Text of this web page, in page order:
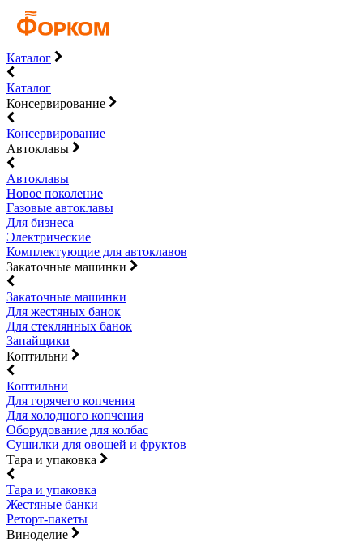
Каталог
Каталог
Консервирование
Консервирование
Автоклавы
Автоклавы
Новое поколение
Газовые автоклавы
Для бизнеса
Электрические
Комплектующие для автоклавов
Закаточные машинки
Закаточные машинки
Для жестяных банок
Для стеклянных банок
Запайщики
Коптильни
Коптильни
Для горячего копчения
Для холодного копчения
Оборудование для колбас
Сушилки для овощей и фруктов
Тара и упаковка
Тара и упаковка
Жестяные банки
Реторт-пакеты
Виноделие